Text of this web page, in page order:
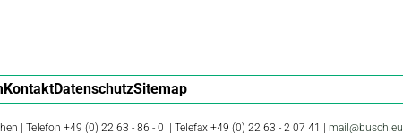
KontaktDatenschutzSitemap
| Telefon +49 (0) 22 63 - 86 - 0 | Telefax +49 (0) 22 63 - 2 07 41 | mail@busch.eu